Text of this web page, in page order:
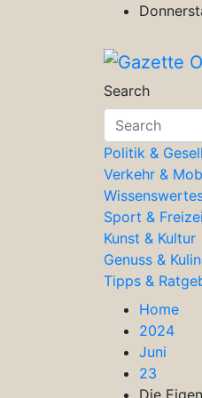
Magazin
Search
Politik &
Verkehr &
Sport &
Kunst & Kultur
Genuss &
Tipps &
Home
2024
Juni
23
Die